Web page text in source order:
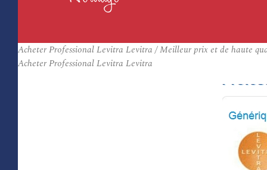
Acheter Professional Levitra Levitra / Meilleur prix et de haute
Acheter Professional Levitra Levitra